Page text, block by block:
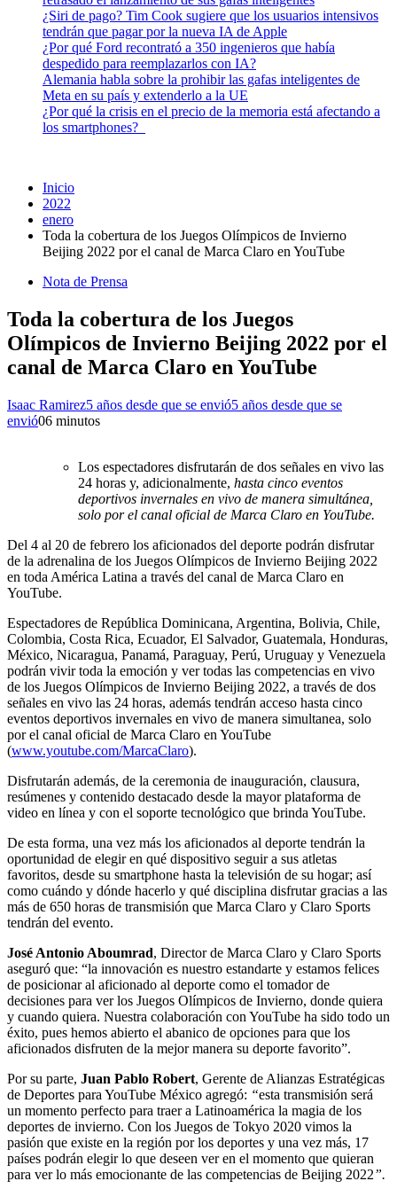
¿Siri de pago? Tim Cook sugiere que los usuarios intensivos
tendrán que pagar por la nueva IA de Apple
¿Por qué Ford recontrató a 350 ingenieros que había
despedido para reemplazarlos con IA?
Alemania habla sobre la prohibir las gafas inteligentes de
Meta en su país y extenderlo a la UE
¿Por qué la crisis en el precio de la memoria está afectando a
los smartphones?
Inicio
2022
enero
Toda la cobertura de los Juegos Olímpicos de Invierno
Beijing 2022 por el canal de Marca Claro en YouTube
Nota de Prensa
Toda la cobertura de los Juegos
Olímpicos de Invierno Beijing 2022 por el
canal de Marca Claro en YouTube
Isaac Ramirez5 años desde que se envió5 años desde que se
envió06 minutos
Los espectadores disfrutarán de dos señales en vivo las
24 horas y, adicionalmente, hasta cinco eventos
deportivos invernales en vivo de manera simultánea,
solo por el canal oficial de Marca Claro en YouTube.
Del 4 al 20 de febrero los aficionados del deporte podrán disfrutar
de la adrenalina de los Juegos Olímpicos de Invierno Beijing 2022
en toda América Latina a través del canal de Marca Claro en
YouTube.
Espectadores de República Dominicana, Argentina, Bolivia, Chile,
Colombia, Costa Rica, Ecuador, El Salvador, Guatemala, Honduras,
México, Nicaragua, Panamá, Paraguay, Perú, Uruguay y Venezuela
podrán vivir toda la emoción y ver todas las competencias en vivo
de los Juegos Olímpicos de Invierno Beijing 2022, a través de dos
señales en vivo las 24 horas, además tendrán acceso hasta cinco
eventos deportivos invernales en vivo de manera simultanea, solo
por el canal oficial de Marca Claro en YouTube
(www.youtube.com/MarcaClaro).
Disfrutarán además, de la ceremonia de inauguración, clausura,
resúmenes y contenido destacado desde la mayor plataforma de
video en línea y con el soporte tecnológico que brinda YouTube.
De esta forma, una vez más los aficionados al deporte tendrán la
oportunidad de elegir en qué dispositivo seguir a sus atletas
favoritos, desde su smartphone hasta la televisión de su hogar; así
como cuándo y dónde hacerlo y qué disciplina disfrutar gracias a las
más de 650 horas de transmisión que Marca Claro y Claro Sports
tendrán del evento.
José Antonio Aboumrad, Director de Marca Claro y Claro Sports
aseguró que: “la innovación es nuestro estandarte y estamos felices
de posicionar al aficionado al deporte como el tomador de
decisiones para ver los Juegos Olímpicos de Invierno, donde quiera
y cuando quiera. Nuestra colaboración con YouTube ha sido todo un
éxito, pues hemos abierto el abanico de opciones para que los
aficionados disfruten de la mejor manera su deporte favorito”.
Por su parte, Juan Pablo Robert, Gerente de Alianzas Estratégicas
de Deportes para YouTube México agregó: “esta transmisión será
un momento perfecto para traer a Latinoamérica la magia de los
deportes de invierno. Con los Juegos de Tokyo 2020 vimos la
pasión que existe en la región por los deportes y una vez más, 17
países podrán elegir lo que deseen ver en el momento que quieran
para ver lo más emocionante de las competencias de Beijing 2022”.